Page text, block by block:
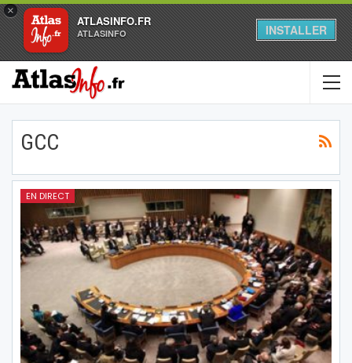
×
ATLASINFO.FR
ATLASINFO INSTALLER
GCC
EN DIRECT